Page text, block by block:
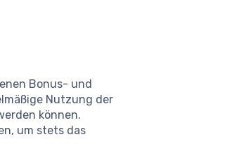
Bonus- und
Nutzung der
können.
um stets das